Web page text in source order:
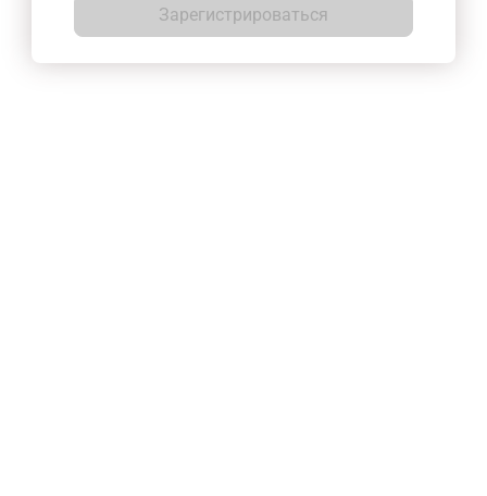
Зарегистрироваться